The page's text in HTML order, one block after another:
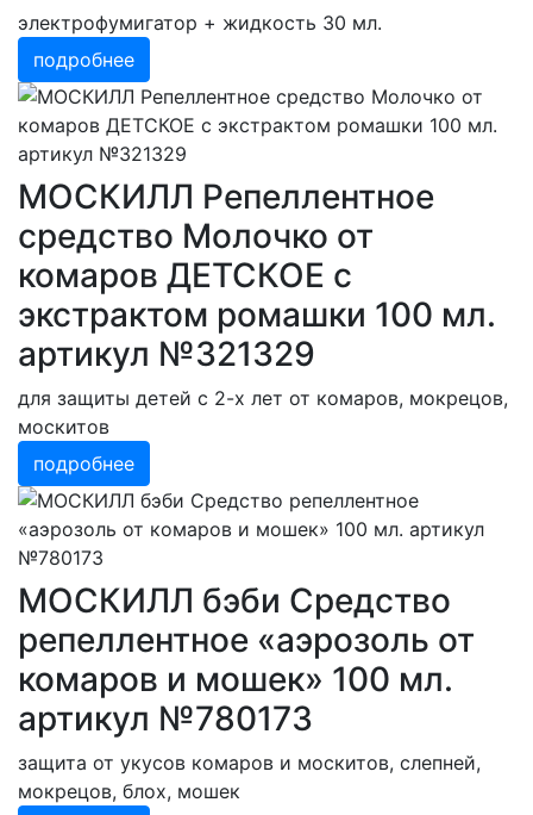
электрофумигатор + жидкость 30 мл.
подробнее
МОСКИЛЛ Репеллентное
средство Молочко от
комаров ДЕТСКОЕ с
экстрактом ромашки 100 мл.
артикул №321329
для защиты детей с 2-х лет от комаров, мокрецов,
москитов
подробнее
МОСКИЛЛ бэби Средство
репеллентное «аэрозоль от
комаров и мошек» 100 мл.
артикул №780173
защита от укусов комаров и москитов, слепней,
мокрецов, блох, мошек